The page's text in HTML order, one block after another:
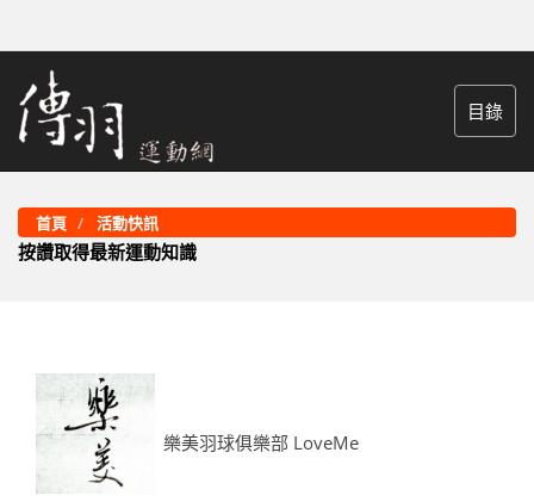
目錄
首頁 活動快訊
按讚取得最新運動知識
樂美羽球俱樂部 LoveMe